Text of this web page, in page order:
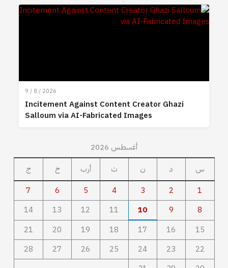
9 / 8 / 2026
Incitement Against Content Creator Ghazi
Salloum via AI-Fabricated Images
أغسطس 2026
س
د ن ث أرب خ
ج
1
2
3
4
5
6
7
8
9
10
11
12
13
14
15
16
17
18
19
20
21
22
23
24
25
26
27
28